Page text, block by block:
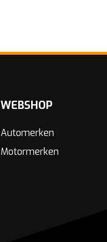
WEBSHOP
Automerken
Motormerken